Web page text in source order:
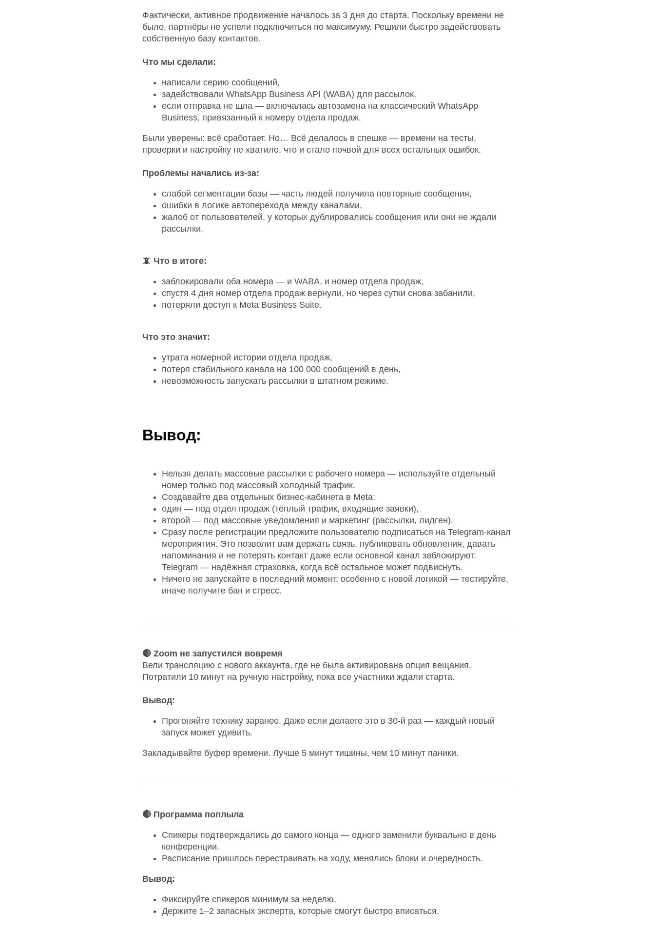
Фактически, активное продвижение началось за 3 дня до старта. Поскольку времени не
было, партнёры не успели подключиться по максимуму. Решили быстро задействовать
собственную базу контактов.
Что мы сделали:
написали серию сообщений,
задействовали WhatsApp Business API (WABA) для рассылок,
если отправка не шла — включалась автозамена на классический WhatsApp
Business, привязанный к номеру отдела продаж.
Были уверены: всё сработает. Но… Всё делалось в спешке — времени на тесты,
проверки и настройку не хватило, что и стало почвой для всех остальных ошибок.
Проблемы начались из-за:
слабой сегментации базы — часть людей получила повторные сообщения,
ошибки в логике автоперехода между каналами,
жалоб от пользователей, у которых дублировались сообщения или они не ждали
рассылки.
📵 Что в итоге:
заблокировали оба номера — и WABA, и номер отдела продаж,
спустя 4 дня номер отдела продаж вернули, но через сутки снова забанили,
потеряли доступ к Meta Business Suite.
Что это значит:
утрата номерной истории отдела продаж,
потеря стабильного канала на 100 000 сообщений в день,
невозможность запускать рассылки в штатном режиме.
Вывод:
Нельзя делать массовые рассылки с рабочего номера — используйте отдельный
номер только под массовый холодный трафик.
Создавайте два отдельных бизнес-кабинета в Meta:
один — под отдел продаж (тёплый трафик, входящие заявки),
второй — под массовые уведомления и маркетинг (рассылки, лидген).
Сразу после регистрации предложите пользователю подписаться на Telegram-канал
мероприятия. Это позволит вам держать связь, публиковать обновления, давать
напоминания и не потерять контакт даже если основной канал заблокируют.
Telegram — надёжная страховка, когда всё остальное может подвиснуть.
Ничего не запускайте в последний момент, особенно с новой логикой — тестируйте,
иначе получите бан и стресс.
🔴 Zoom не запустился вовремя
Вели трансляцию с нового аккаунта, где не была активирована опция вещания.
Потратили 10 минут на ручную настройку, пока все участники ждали старта.
Вывод:
Прогоняйте технику заранее. Даже если делаете это в 30-й раз — каждый новый
запуск может удивить.
Закладывайте буфер времени. Лучше 5 минут тишины, чем 10 минут паники.
🔴 Программа поплыла
Спикеры подтверждались до самого конца — одного заменили буквально в день
конференции.
Расписание пришлось перестраивать на ходу, менялись блоки и очередность.
Вывод:
Фиксируйте спикеров минимум за неделю.
Держите 1–2 запасных эксперта, которые смогут быстро вписаться.